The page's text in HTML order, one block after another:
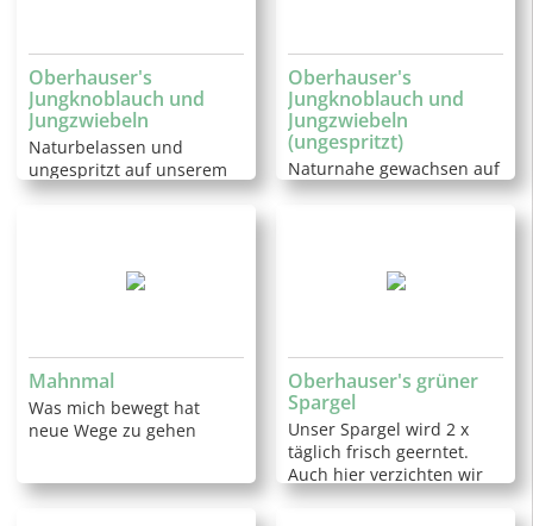
Oberhauser's
Jungknoblauch und
Jungzwiebeln
Naturbelassen und
ungespritzt auf unserem
Feldern gewachsenen
Oberhauser's
Jungknoblauch und
Jungzwiebeln
(ungespritzt)
Naturnahe gewachsen auf
unseren Feldern
Mahnmal
Was mich bewegt hat
neue Wege zu gehen
Oberhauser's grüner
Spargel
Unser Spargel wird 2 x
täglich frisch geerntet.
Auch hier verzichten wir
auf Spritzmittel.